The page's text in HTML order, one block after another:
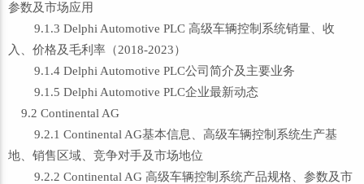
参数及市场应用
9.1.3 Delphi Automotive PLC 高级车辆控制系统销量、收
入、价格及毛利率（2018-2023）
9.1.4 Delphi Automotive PLC公司简介及主要业务
9.1.5 Delphi Automotive PLC企业最新动态
9.2 Continental AG
9.2.1 Continental AG基本信息、高级车辆控制系统生产基
地、销售区域、竞争对手及市场地位
9.2.2 Continental AG 高级车辆控制系统产品规格、参数及市